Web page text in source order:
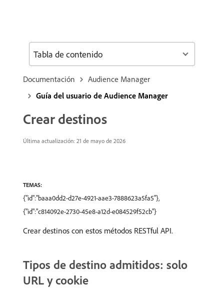
Documentación
Audience Manager
Guía del usuario de Audience Manager
Crear destinos
Última actualización: 21 de mayo de 2026
TEMAS:
{"id":"baaa0dd2-d27e-4921-aae3-7888623a5fa5"},
{"id":"c814092e-2730-45e8-a12d-e084529f52cb"}
Crear destinos con estos métodos RESTful API.
Tipos de destino admitidos: solo
URL y cookie
Tabla de contenido